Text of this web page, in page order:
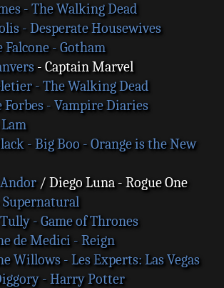
- The Walking Dead
- Desperate Housewives
Falcone - Gotham
- Captain Marvel
- The Walking Dead
Forbes - Vampire Diaries
- Big Boo - Orange is the New
/ Diego Luna - Rogue One
Supernatural
- Game of Thrones
de Medici - Reign
Willows - Les Experts: Las Vegas
- Harry Potter